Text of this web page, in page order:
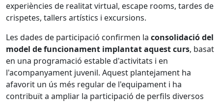
experiències de realitat virtual, escape rooms, tardes de
crispetes, tallers artístics i excursions.
Les dades de participació confirmen la consolidació del
model de funcionament implantat aquest curs, basat
en una programació estable d'activitats i en
l'acompanyament juvenil. Aquest plantejament ha
afavorit un ús més regular de l'equipament i ha
contribuït a ampliar la participació de perfils diversos